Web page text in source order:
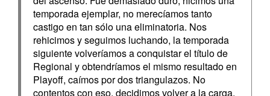
temporada ejemplar, no merecíamos tanto
castigo en tan sólo una eliminatoria. Nos
rehicimos y seguimos luchando, la temporada
siguiente volveríamos a conquistar el título de
Regional y obtendríamos el mismo resultado en
Playoff, caímos por dos triangulazos. No
contentos con eso, decidimos volver a la carga,